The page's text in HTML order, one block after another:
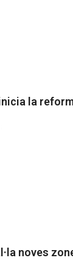
la
noves